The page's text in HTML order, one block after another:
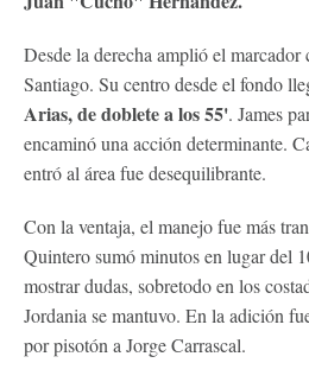
Desde la derecha amplió el
Santiago. Su centro desde el fondo
Arias, de doblete a los 55'. James
encaminó una acción determinante.
entró al área fue desequilibrante.
Con la ventaja, el manejo fue más
Quintero sumó minutos en lugar del
mostrar dudas, sobretodo en los
Jordania se mantuvo. En la adición
por pisotón a Jorge Carrascal.